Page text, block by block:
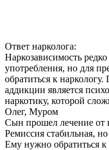
Ответ нарколога:
Наркозависимость
употребления, но для
обратиться к
аддикции является
наркотику, которой
Олег, Муром
Сын прошел лечение от
Ремиссия стабильная,
Ему нужно обратиться к